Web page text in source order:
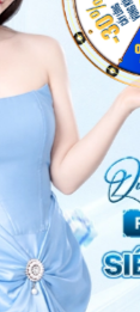
dạy tại
Giai đoạn
là các vấn
Cấy
Nam với
gia chuẩn